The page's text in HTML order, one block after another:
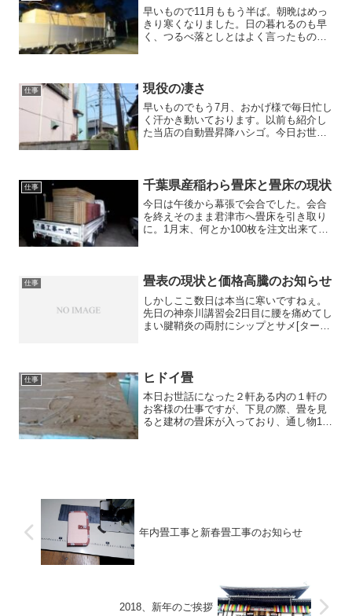
早いもので11月ももう半ば。朝晩はめっ
きり寒くなりました。日の暮れるのも早
く、つるべ落としとはよく言ったもので
100畳です。朝6時前...
仕事 現役の凄さ
早いものでもう7月、おかげ様で毎日忙し
く汗かき動いております。以前も紹介し
た当店の自動畳昇降ハシゴ。今日お世話
により、階段からの上...
仕事 千葉県産稲わら畳床と畳床の現状
今日は午後から幕張で会合でした。会合
を終えそのまま君津市へ畳床を引き取り
に。1月末、何とか100枚を注文出来て3
の仕入れでした...
仕事 畳表の現状と価格高騰のお知らせ
しかしここ数日は本当に寒いですねぇ。
先日の神奈川講習会2日目に腰を痛めてし
まい腱鞘炎の両肘にシップとサメ[ター、
には大変御迷惑をお鰍ｯ...
仕事 ヒドイ畳
本日お世話になった２軒ある内の１軒の
お客様の仕事ですが、下見の際、畳を見
ると建材の畳床が入っており、通し物1枚
年内畳工事と新春畳工事のお知らせ
2018、新年のご挨拶